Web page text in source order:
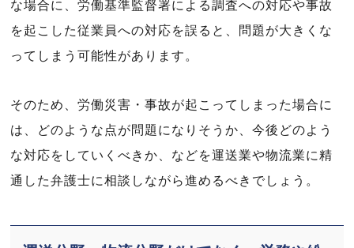
な場合に、労働基準監督署による調査への対応や事故
を起こした従業員への対応を誤ると、問題が大きくな
ってしまう可能性があります。
そのため、労働災害・事故が起こってしまった場合に
は、どのような点が問題になりそうか、今後どのよう
な対応をしていくべきか、などを運送業や物流業に精
通した弁護士に相談しながら進めるべきでしょう。